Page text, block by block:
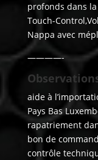
profonds dans
Touch-
Nappa avec
————-
aide à
Pays Bas
rapatriement
bon de
contrôle